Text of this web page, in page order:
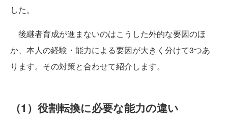
した。
後継者育成が進まないのはこうした外的な要因のほ
か、本人の経験・能力による要因が大きく分けて3つあ
ります。その対策と合わせて紹介します。
（1）役割転換に必要な能力の違い